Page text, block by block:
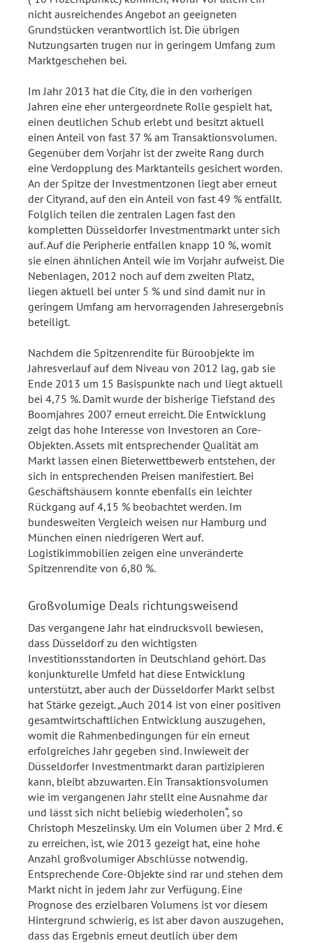
nicht ausreichendes Angebot an geeigneten
Grundstücken verantwortlich ist. Die übrigen
Nutzungsarten trugen nur in geringem Umfang zum
Marktgeschehen bei.
Im Jahr 2013 hat die City, die in den vorherigen
Jahren eine eher untergeordnete Rolle gespielt hat,
einen deutlichen Schub erlebt und besitzt aktuell
einen Anteil von fast 37 % am Transaktionsvolumen.
Gegenüber dem Vorjahr ist der zweite Rang durch
eine Verdopplung des Marktanteils gesichert worden.
An der Spitze der Investmentzonen liegt aber erneut
der Cityrand, auf den ein Anteil von fast 49 % entfällt.
Folglich teilen die zentralen Lagen fast den
kompletten Düsseldorfer Investmentmarkt unter sich
auf. Auf die Peripherie entfallen knapp 10 %, womit
sie einen ähnlichen Anteil wie im Vorjahr aufweist. Die
Nebenlagen, 2012 noch auf dem zweiten Platz,
liegen aktuell bei unter 5 % und sind damit nur in
geringem Umfang am hervorragenden Jahresergebnis
beteiligt.
Nachdem die Spitzenrendite für Büroobjekte im
Jahresverlauf auf dem Niveau von 2012 lag, gab sie
Ende 2013 um 15 Basispunkte nach und liegt aktuell
bei 4,75 %. Damit wurde der bisherige Tiefstand des
Boomjahres 2007 erneut erreicht. Die Entwicklung
zeigt das hohe Interesse von Investoren an Core-
Objekten. Assets mit entsprechender Qualität am
Markt lassen einen Bieterwettbewerb entstehen, der
sich in entsprechenden Preisen manifestiert. Bei
Geschäftshäusern konnte ebenfalls ein leichter
Rückgang auf 4,15 % beobachtet werden. Im
bundesweiten Vergleich weisen nur Hamburg und
München einen niedrigeren Wert auf.
Logistikimmobilien zeigen eine unveränderte
Spitzenrendite von 6,80 %.
Großvolumige Deals richtungsweisend
Das vergangene Jahr hat eindrucksvoll bewiesen,
dass Düsseldorf zu den wichtigsten
Investitionsstandorten in Deutschland gehört. Das
konjunkturelle Umfeld hat diese Entwicklung
unterstützt, aber auch der Düsseldorfer Markt selbst
hat Stärke gezeigt. „Auch 2014 ist von einer positiven
gesamtwirtschaftlichen Entwicklung auszugehen,
womit die Rahmenbedingungen für ein erneut
erfolgreiches Jahr gegeben sind. Inwieweit der
Düsseldorfer Investmentmarkt daran partizipieren
kann, bleibt abzuwarten. Ein Transaktionsvolumen
wie im vergangenen Jahr stellt eine Ausnahme dar
und lässt sich nicht beliebig wiederholen“, so
Christoph Meszelinsky. Um ein Volumen über 2 Mrd. €
zu erreichen, ist, wie 2013 gezeigt hat, eine hohe
Anzahl großvolumiger Abschlüsse notwendig.
Entsprechende Core-Objekte sind rar und stehen dem
Markt nicht in jedem Jahr zur Verfügung. Eine
Prognose des erzielbaren Volumens ist vor diesem
Hintergrund schwierig, es ist aber davon auszugehen,
dass das Ergebnis erneut deutlich über dem